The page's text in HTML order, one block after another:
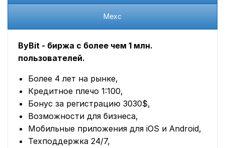
Mexc
ByBit - биржа с более чем 1 млн.
пользователей.
Более 4 лет на рынке,
Кредитное плечо 1:100,
Бонус за регистрацию 3030$,
Возможности для бизнеса,
Мобильные приложения для iOS и Android,
Техподдержка 24/7,